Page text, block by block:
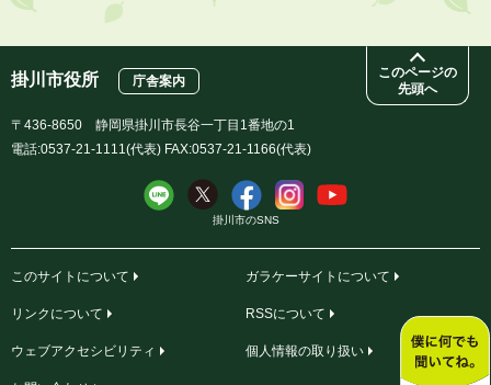
このページの
先頭へ
掛川市役所 庁舎案内
〒436-8650 静岡県掛川市長谷一丁目1番地の1
電話:0537-21-1111(代表) FAX:0537-21-1166(代表)
掛川市のSNS
このサイトについて ガラケーサイトについて
リンクについて RSSについて
ウェブアクセシビリティ 個人情報の取り扱い